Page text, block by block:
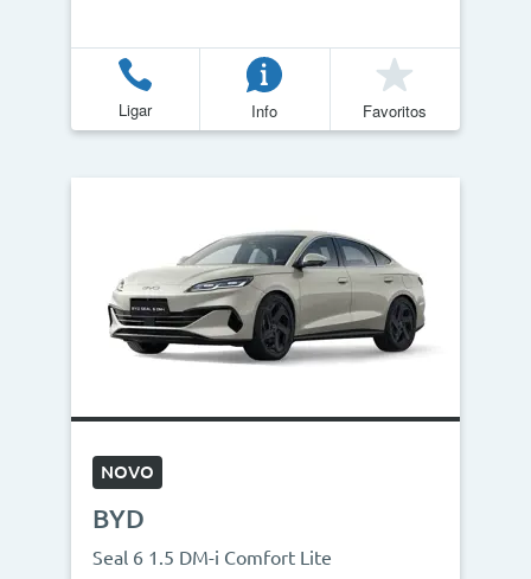
Ligar Info Favoritos
NOVO
BYD
Seal 6 1.5 DM-i Comfort Lite